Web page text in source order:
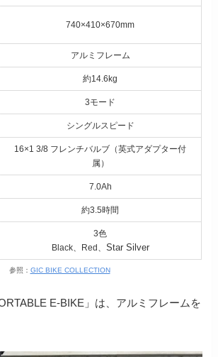
740×410×670mm
アルミフレーム
約14.6kg
3モード
シングルスピード
16×1 3/8 フレンチバルブ（英式アダプター付
属）
7.0Ah
約3.5時間
3色
Black、Red、 Star Silver
参照： GIC BIKE COLLECTION
E-BIKE」は、アルミフレームを